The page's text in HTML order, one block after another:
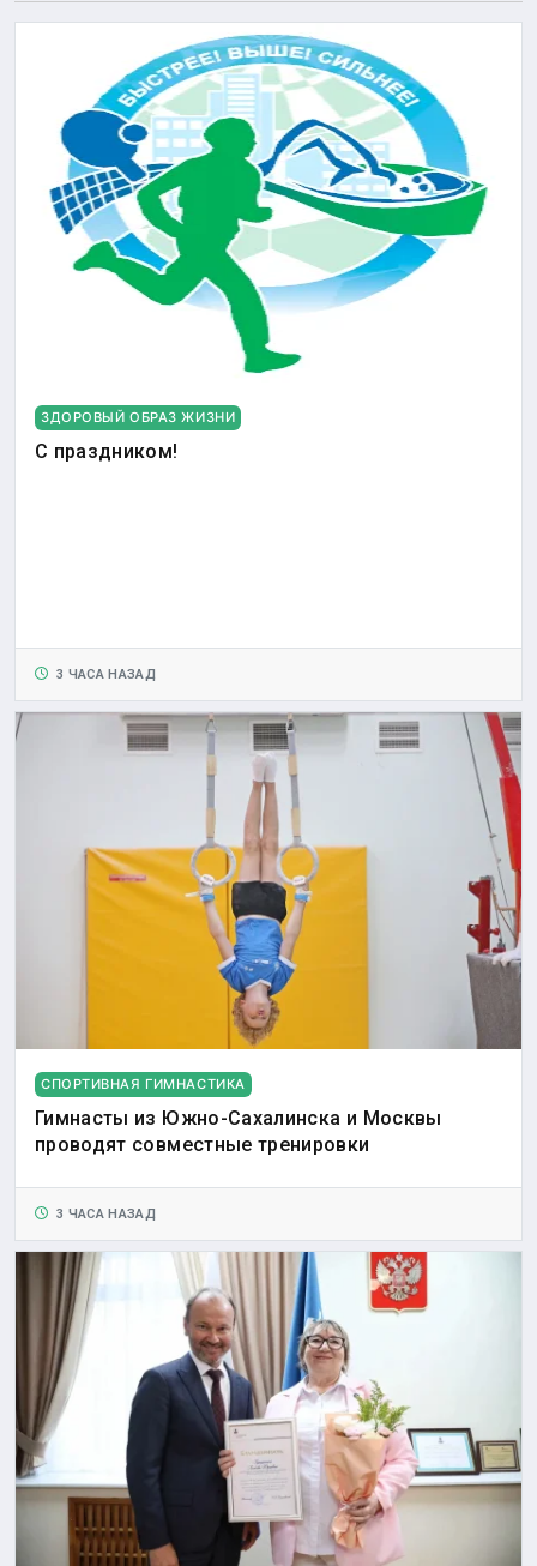
ЗДОРОВЫЙ ОБРАЗ ЖИЗНИ
С праздником!
3 ЧАСА НАЗАД
СПОРТИВНАЯ ГИМНАСТИКА
Гимнасты из Южно-Сахалинска и Москвы
проводят совместные тренировки
3 ЧАСА НАЗАД